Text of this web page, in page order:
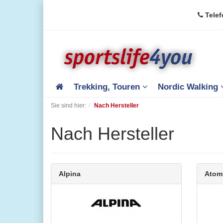
Trekking, Touren Nordic Walking
Sie sind hier: Nach Hersteller
Nach Hersteller
Alpina